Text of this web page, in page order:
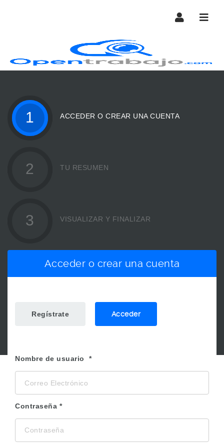
1 ACCEDER O CREAR UNA CUENTA
2 TU RESUMEN
3 VISUALIZAR Y FINALIZAR
Acceder o crear una cuenta
Regístrate Acceder
Nombre de usuario
Contraseña